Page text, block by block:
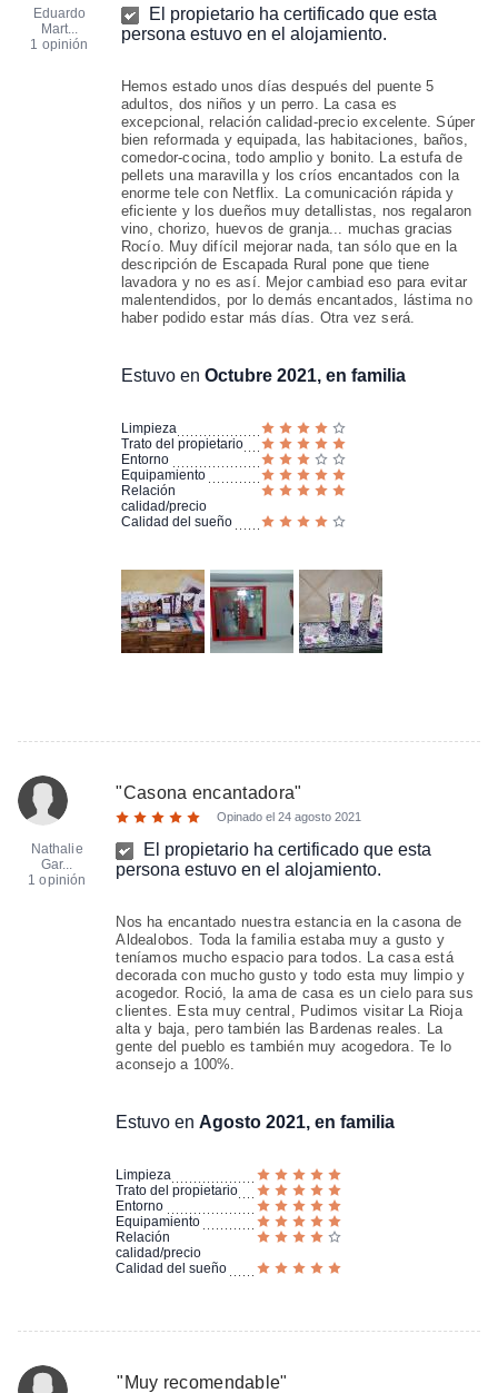
Eduardo
Mart...
1 opinión
El propietario ha certificado que esta
persona estuvo en el alojamiento.
Hemos estado unos días después del puente 5
adultos, dos niños y un perro. La casa es
excepcional, relación calidad-precio excelente. Súper
bien reformada y equipada, las habitaciones, baños,
comedor-cocina, todo amplio y bonito. La estufa de
pellets una maravilla y los críos encantados con la
enorme tele con Netflix. La comunicación rápida y
eficiente y los dueños muy detallistas, nos regalaron
vino, chorizo, huevos de granja... muchas gracias
Rocío. Muy difícil mejorar nada, tan sólo que en la
descripción de Escapada Rural pone que tiene
lavadora y no es así. Mejor cambiad eso para evitar
malentendidos, por lo demás encantados, lástima no
haber podido estar más días. Otra vez será.
Estuvo en Octubre 2021, en familia
Limpieza
Trato del propietario
Entorno
Equipamiento
Relación
calidad/precio
Calidad del sueño
Nathalie
Gar...
1 opinión
"Casona encantadora"
Opinado el24 agosto 2021
El propietario ha certificado que esta
persona estuvo en el alojamiento.
Nos ha encantado nuestra estancia en la casona de
Aldealobos. Toda la familia estaba muy a gusto y
teníamos mucho espacio para todos. La casa está
decorada con mucho gusto y todo esta muy limpio y
acogedor. Roció, la ama de casa es un cielo para sus
clientes. Esta muy central, Pudimos visitar La Rioja
alta y baja, pero también las Bardenas reales. La
gente del pueblo es también muy acogedora. Te lo
aconsejo a 100%.
Estuvo en Agosto 2021, en familia
Limpieza
Trato del propietario
Entorno
Equipamiento
Relación
calidad/precio
Calidad del sueño
" Muy recomendable"